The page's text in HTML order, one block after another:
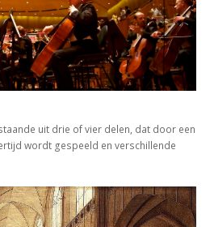
uit drie of vier delen, dat door een
wordt gespeeld en verschillende